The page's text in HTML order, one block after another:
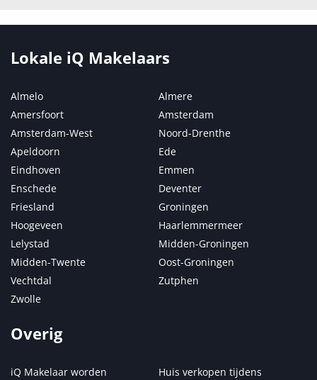
Lokale iQ Makelaars
Almelo
Almere
Amersfoort
Amsterdam
Amsterdam-West
Noord-Drenthe
Apeldoorn
Ede
Eindhoven
Emmen
Enschede
Deventer
Friesland
Groningen
Hoogeveen
Haarlemmermeer
Lelystad
Midden-Groningen
Midden-Twente
Oost-Groningen
Vechtdal
Zutphen
Zwolle
Overig
iQ Makelaar worden
Huis verkopen tijdens